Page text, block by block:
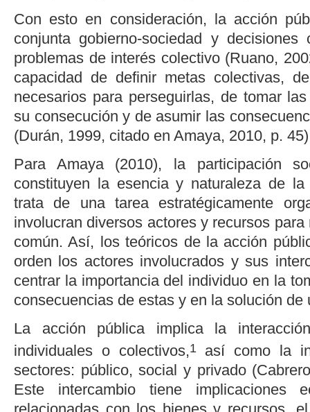
Con esto en consideración, la acción
conjunta gobierno-sociedad y decisiones
problemas de interés colectivo (Ruano,
capacidad de definir metas colectivas,
necesarios para perseguirlas, de tomar
su consecución y de asumir las
(Durán, 1999, citado en Amaya, 2010, p. 45
Para Amaya (2010), la participación
constituyen la esencia y naturaleza de
trata de una tarea estratégicamente
involucran diversos actores y recursos
común. Así, los teóricos de la acción
orden los actores involucrados y sus
centrar la importancia del individuo en la
consecuencias de estas y en la solución de
La acción pública implica la
individuales o colectivos,1así como la
sectores: público, social y privado (
Este intercambio tiene implicaciones